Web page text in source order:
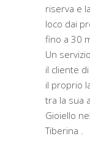
riserva e
loco dai
fino a 30
Un
il cliente
il proprio
tra la sua
Gioiello
Tiberina .